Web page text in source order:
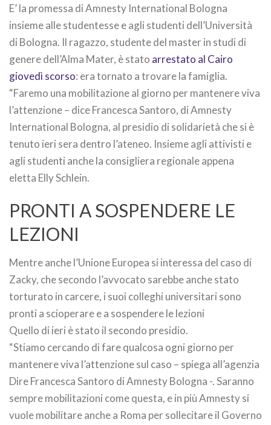
E’ la promessa di Amnesty International Bologna
insieme alle studentesse e agli studenti dell’Università
di Bologna. Il ragazzo, studente del master in studi di
genere dell’Alma Mater, è stato arrestato al Cairo
giovedì scorso: era tornato a trovare la famiglia.
“Faremo una mobilitazione al giorno per mantenere viva
l’attenzione – dice Francesca Santoro, di Amnesty
International Bologna, al presidio di solidarietà che si è
tenuto ieri sera dentro l’ateneo. Insieme agli attivisti e
agli studenti anche la consigliera regionale appena
eletta Elly Schlein.
PRONTI A SOSPENDERE LE
LEZIONI
Mentre anche l’Unione Europea si interessa del caso di
Zacky, che secondo l’avvocato sarebbe anche stato
torturato in carcere, i suoi colleghi universitari sono
pronti a scioperare e a sospendere le lezioni
Quello di ieri è stato il secondo presidio.
“Stiamo cercando di fare qualcosa ogni giorno per
mantenere viva l’attenzione sul caso – spiega all’agenzia
Dire Francesca Santoro di Amnesty Bologna -. Saranno
sempre mobilitazioni come questa, e in più Amnesty si
vuole mobilitare anche a Roma per sollecitare il Governo